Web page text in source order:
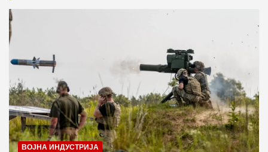
ВОЈНА ИНДУСТРИЈА